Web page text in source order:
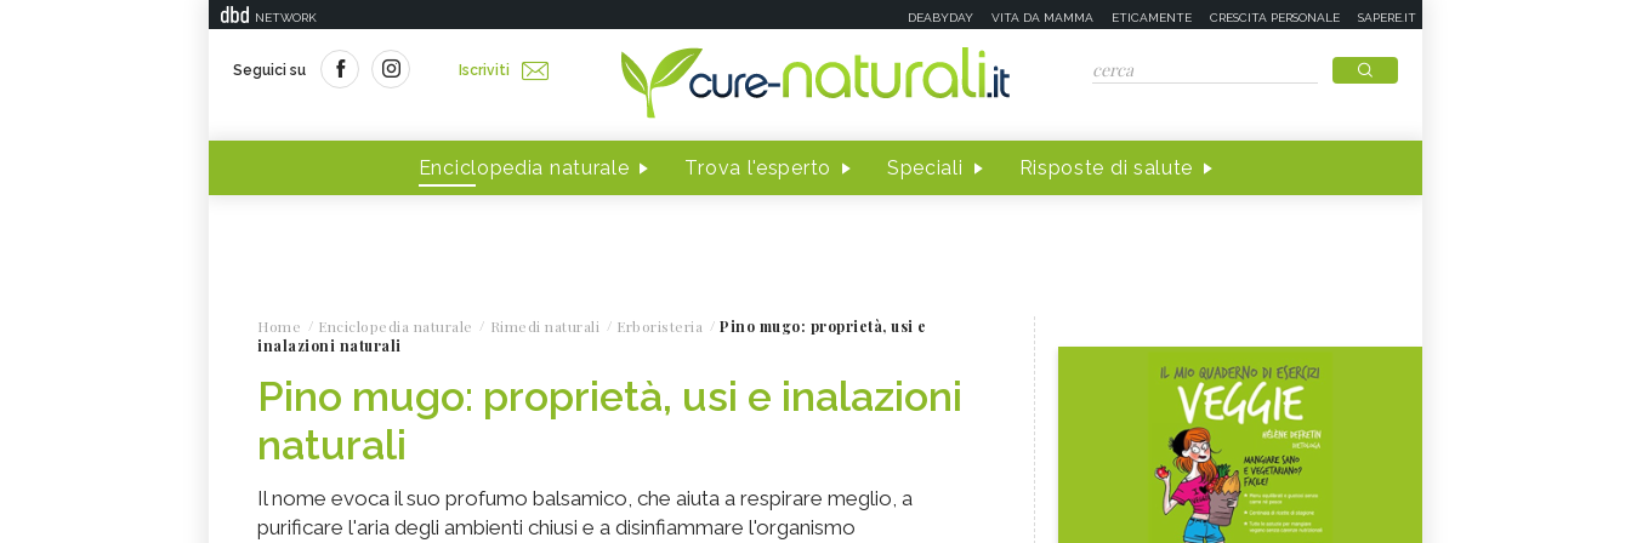
NETWORK DEABYDAY VITA DA MAMMA ETICAMENTE CRESCITA PERSONALE SAPERE.IT
Seguici su Iscriviti
Enciclopedia naturale Trova l'esperto Speciali Risposte di salute
Home Enciclopedia naturale Rimedi naturali Erboristeria
Pino mugo: proprietà, usi e
inalazioni naturali
Pino mugo: proprietà, usi e inalazioni
naturali
Il nome evoca il suo profumo balsamico, che aiuta a respirare meglio, a
purificare l'aria degli ambienti chiusi e a disinfiammare l'organismo